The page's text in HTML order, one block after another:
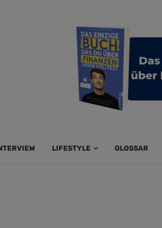
LIFESTYLE GLOSSAR